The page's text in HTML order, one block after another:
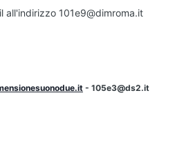
all'indirizzo 101e9@dimroma.it
- 105e3@ds2.it